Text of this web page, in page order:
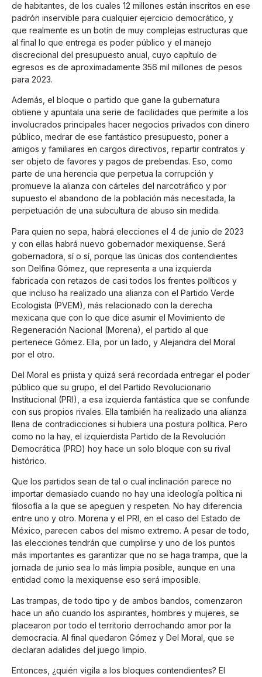
de habitantes, de los cuales 12 millones están inscritos en ese
padrón inservible para cualquier ejercicio democrático, y
que realmente es un botín de muy complejas estructuras que
al final lo que entrega es poder público y el manejo
discrecional del presupuesto anual, cuyo capítulo de
egresos es de aproximadamente 356 mil millones de pesos
para 2023.
Además, el bloque o partido que gane la gubernatura
obtiene y apuntala una serie de facilidades que permite a los
involucrados principales hacer negocios privados con dinero
público, medrar de ese fantástico presupuesto, poner a
amigos y familiares en cargos directivos, repartir contratos y
ser objeto de favores y pagos de prebendas. Eso, como
parte de una herencia que perpetua la corrupción y
promueve la alianza con cárteles del narcotráfico y por
supuesto el abandono de la población más necesitada, la
perpetuación de una subcultura de abuso sin medida.
Para quien no sepa, habrá elecciones el 4 de junio de 2023
y con ellas habrá nuevo gobernador mexiquense. Será
gobernadora, sí o sí, porque las únicas dos contendientes
son Delfina Gómez, que representa a una izquierda
fabricada con retazos de casi todos los frentes políticos y
que incluso ha realizado una alianza con el Partido Verde
Ecologista (PVEM), más relacionado con la derecha
mexicana que con lo que dice asumir el Movimiento de
Regeneración Nacional (Morena), el partido al que
pertenece Gómez. Ella, por un lado, y Alejandra del Moral
por el otro.
Del Moral es priista y quizá será recordada entregar el poder
público que su grupo, el del Partido Revolucionario
Institucional (PRI), a esa izquierda fantástica que se confunde
con sus propios rivales. Ella también ha realizado una alianza
llena de contradicciones si hubiera una postura política. Pero
como no la hay, el izquierdista Partido de la Revolución
Democrática (PRD) hoy hace un solo bloque con su rival
histórico.
Que los partidos sean de tal o cual inclinación parece no
importar demasiado cuando no hay una ideología política ni
filosofía a la que se apeguen y respeten. No hay diferencia
entre uno y otro. Morena y el PRI, en el caso del Estado de
México, parecen cabos del mismo extremo. A pesar de todo,
las elecciones tendrán que cumplirse y uno de los puntos
más importantes es garantizar que no se haga trampa, que la
jornada de junio sea lo más limpia posible, aunque en una
entidad como la mexiquense eso será imposible.
Las trampas, de todo tipo y de ambos bandos, comenzaron
hace un año cuando los aspirantes, hombres y mujeres, se
placearon por todo el territorio derrochando amor por la
democracia. Al final quedaron Gómez y Del Moral, que se
declaran adalides del juego limpio.
Entonces, ¿quién vigila a los bloques contendientes? El